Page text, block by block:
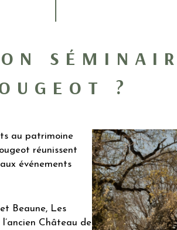
?
au patrimoine
réunissent
événements
Beaune, Les
Château de